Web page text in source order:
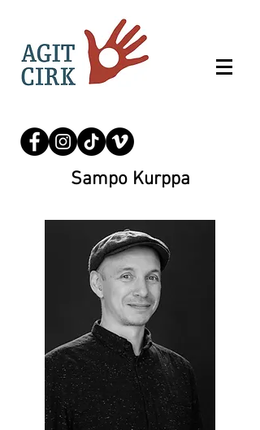
Sampo Kurppa